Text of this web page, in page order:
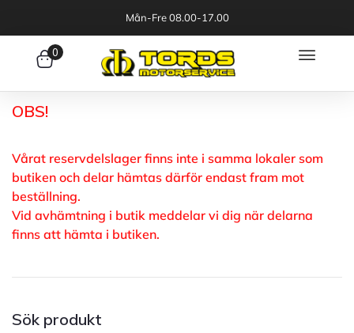
Mån-Fre 08.00-17.00
0
OBS!
Vårat reservdelslager finns inte i samma lokaler som
butiken och delar hämtas därför endast fram mot
beställning.
Vid avhämtning i butik meddelar vi dig när delarna
finns att hämta i butiken.
Sök produkt